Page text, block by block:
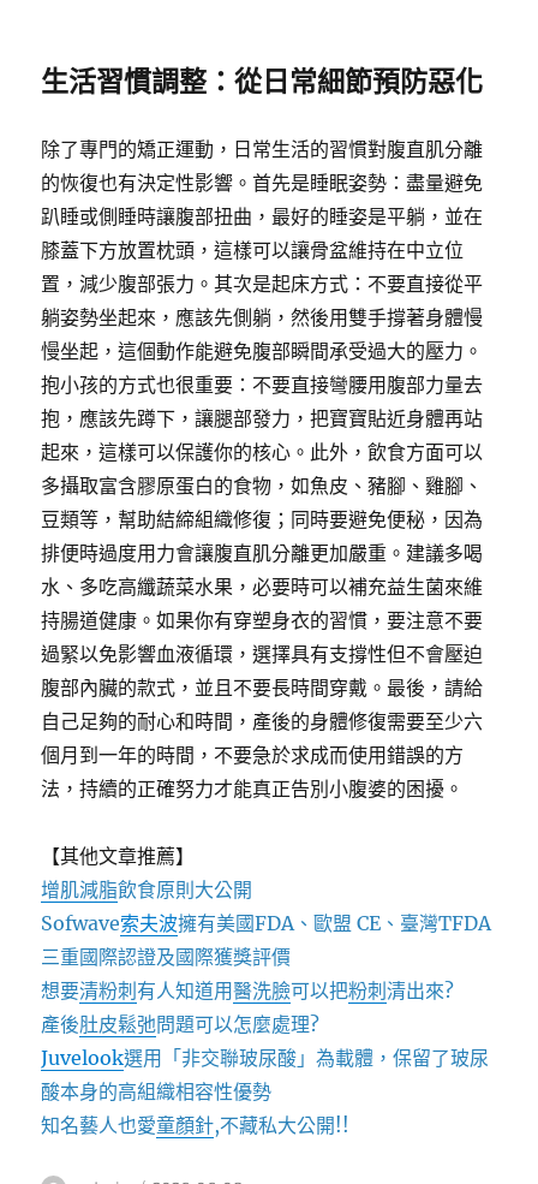
生活習慣調整：從日常細節預防惡化
除了專門的矯正運動，日常生活的習慣對腹直肌分離
的恢復也有決定性影響。首先是睡眠姿勢：盡量避免
趴睡或側睡時讓腹部扭曲，最好的睡姿是平躺，並在
膝蓋下方放置枕頭，這樣可以讓骨盆維持在中立位
置，減少腹部張力。其次是起床方式：不要直接從平
躺姿勢坐起來，應該先側躺，然後用雙手撐著身體慢
慢坐起，這個動作能避免腹部瞬間承受過大的壓力。
抱小孩的方式也很重要：不要直接彎腰用腹部力量去
抱，應該先蹲下，讓腿部發力，把寶寶貼近身體再站
起來，這樣可以保護你的核心。此外，飲食方面可以
多攝取富含膠原蛋白的食物，如魚皮、豬腳、雞腳、
豆類等，幫助結締組織修復；同時要避免便秘，因為
排便時過度用力會讓腹直肌分離更加嚴重。建議多喝
水、多吃高纖蔬菜水果，必要時可以補充益生菌來維
持腸道健康。如果你有穿塑身衣的習慣，要注意不要
過緊以免影響血液循環，選擇具有支撐性但不會壓迫
腹部內臟的款式，並且不要長時間穿戴。最後，請給
自己足夠的耐心和時間，產後的身體修復需要至少六
個月到一年的時間，不要急於求成而使用錯誤的方
法，持續的正確努力才能真正告別小腹婆的困擾。
【其他文章推薦】
增肌減脂飲食原則大公開
Sofwave索夫波擁有美國FDA、歐盟 CE、臺灣TFDA
三重國際認證及國際獲獎評價
想要清粉刺 有人知道用醫洗臉可以把粉刺清出來?
產後肚皮鬆弛問題可以怎麼處理?
Juvelook選用「非交聯玻尿酸」為載體，保留了玻尿
酸本身的高組織相容性優勢
知名藝人也愛童顏針,不藏私大公開!!